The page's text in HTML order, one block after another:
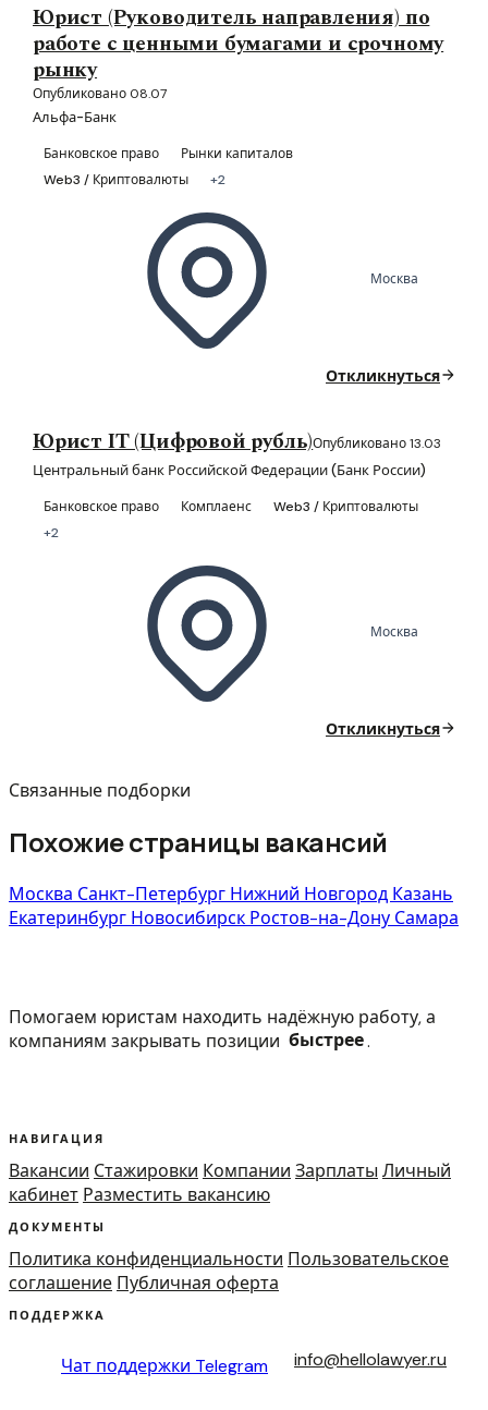
Юрист (Руководитель направления) по
работе с ценными бумагами и срочному
рынку
Опубликовано 08.07
Альфа-Банк
Банковское право
Рынки капиталов
Web3 / Криптовалюты
+2
Москва
Откликнуться
Юрист IT (Цифровой рубль)Опубликовано 13.03
Центральный банк Российской Федерации (Банк России)
Банковское право Комплаенс
Web3 / Криптовалюты
+2
Москва
Откликнуться
Связанные подборки
Похожие страницы вакансий
Москва Санкт-Петербург Нижний Новгород Казань
Екатеринбург Новосибирск Ростов-на-Дону Самара
Помогаем юристам находить надёжную работу, а
компаниям закрывать позиции быстрее.
НАВИГАЦИЯ
Вакансии Стажировки Компании Зарплаты Личный
кабинет Разместить вакансию
ДОКУМЕНТЫ
Политика конфиденциальности Пользовательское
соглашение Публичная оферта
ПОДДЕРЖКА
Чат поддержки Telegram info@hellolawyer.ru